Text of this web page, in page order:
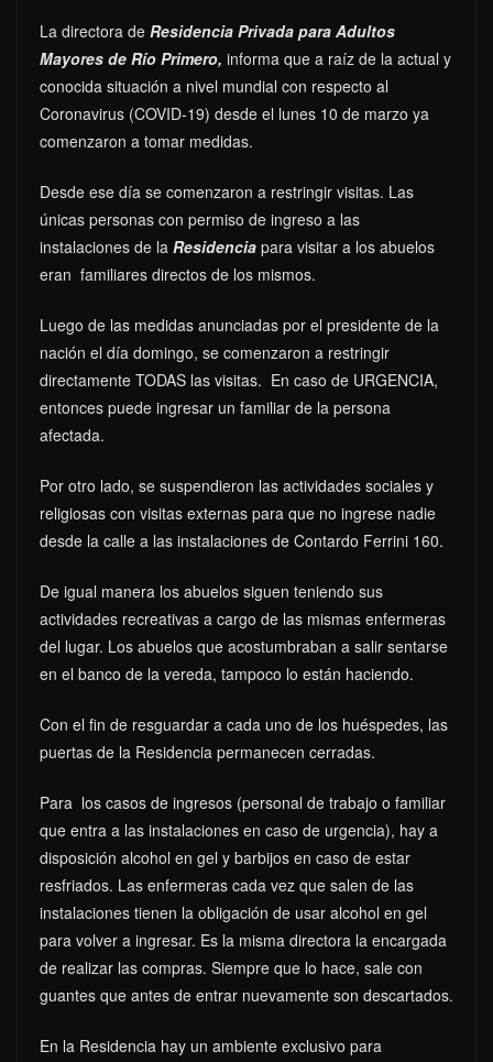
La directora de Residencia Privada para Adultos
Mayores de Río Primero, informa que a raíz de la actual y
conocida situación a nivel mundial con respecto al
Coronavirus (COVID-19) desde el lunes 10 de marzo ya
comenzaron a tomar medidas.
Desde ese día se comenzaron a restringir visitas. Las
únicas personas con permiso de ingreso a las
instalaciones de la Residencia para visitar a los abuelos
eran familiares directos de los mismos.
Luego de las medidas anunciadas por el presidente de la
nación el día domingo, se comenzaron a restringir
directamente TODAS las visitas. En caso de URGENCIA,
entonces puede ingresar un familiar de la persona
afectada.
Por otro lado, se suspendieron las actividades sociales y
religiosas con visitas externas para que no ingrese nadie
desde la calle a las instalaciones de Contardo Ferrini 160.
De igual manera los abuelos siguen teniendo sus
actividades recreativas a cargo de las mismas enfermeras
del lugar. Los abuelos que acostumbraban a salir sentarse
en el banco de la vereda, tampoco lo están haciendo.
Con el fin de resguardar a cada uno de los huéspedes, las
puertas de la Residencia permanecen cerradas.
Para los casos de ingresos (personal de trabajo o familiar
que entra a las instalaciones en caso de urgencia), hay a
disposición alcohol en gel y barbijos en caso de estar
resfriados. Las enfermeras cada vez que salen de las
instalaciones tienen la obligación de usar alcohol en gel
para volver a ingresar. Es la misma directora la encargada
de realizar las compras. Siempre que lo hace, sale con
guantes que antes de entrar nuevamente son descartados.
En la Residencia hay un ambiente exclusivo para